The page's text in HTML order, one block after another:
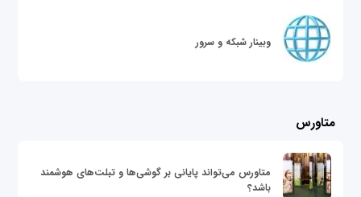
وبینار شبکه و سرور
متاورس
متاورس می‌تواند پایانی بر گوشی‌ها و تبلت‌های هوشمند
باشد؟